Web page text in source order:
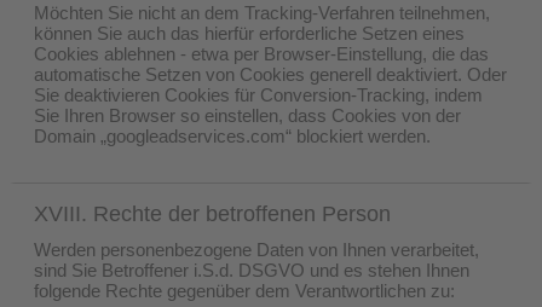
Möchten Sie nicht an dem Tracking-Verfahren teilnehmen,
können Sie auch das hierfür erforderliche Setzen eines
Cookies ablehnen - etwa per Browser-Einstellung, die das
automatische Setzen von Cookies generell deaktiviert. Oder
Sie deaktivieren Cookies für Conversion-Tracking, indem
Sie Ihren Browser so einstellen, dass Cookies von der
Domain „googleadservices.com“ blockiert werden.
XVIII. Rechte der betroffenen Person
Werden personenbezogene Daten von Ihnen verarbeitet,
sind Sie Betroffener i.S.d. DSGVO und es stehen Ihnen
folgende Rechte gegenüber dem Verantwortlichen zu: